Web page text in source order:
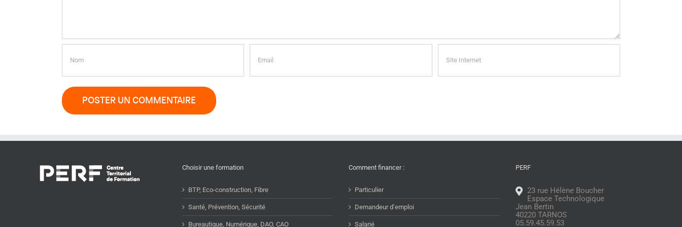
Choisir une formation
BTP, Eco-construction, Fibre
Santé, Prévention, Sécurité
Bureautique, Numérique, DAO, CAO
Comment financer :
Particulier
Demandeur d’emploi
Salarié
PERF
23 rue Hélène Boucher
Espace Technologique
Jean Bertin
40220 TARNOS
05.59.45.59.53